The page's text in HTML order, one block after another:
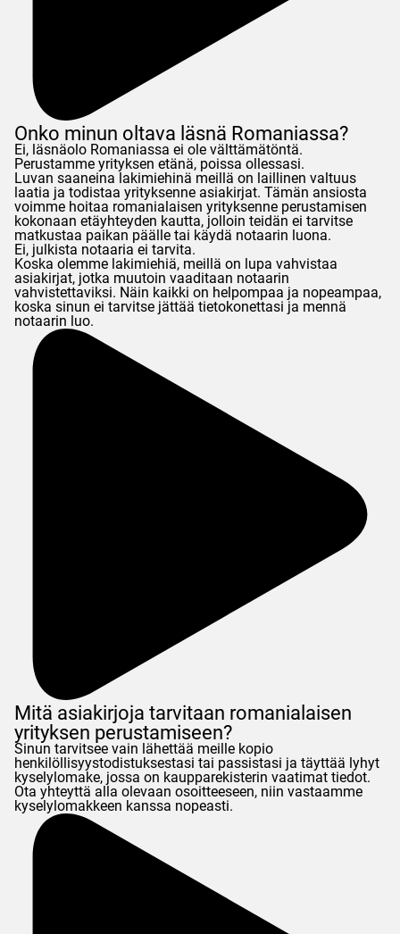
Onko minun oltava läsnä Romaniassa?
Ei, läsnäolo Romaniassa ei ole välttämätöntä.
Perustamme yrityksen etänä, poissa ollessasi.
Luvan saaneina lakimiehinä meillä on laillinen valtuus
laatia ja todistaa yrityksenne asiakirjat. Tämän ansiosta
voimme hoitaa romanialaisen yrityksenne perustamisen
kokonaan etäyhteyden kautta, jolloin teidän ei tarvitse
matkustaa paikan päälle tai käydä notaarin luona.
Ei, julkista notaaria ei tarvita.
Koska olemme lakimiehiä, meillä on lupa vahvistaa
asiakirjat, jotka muutoin vaaditaan notaarin
vahvistettaviksi. Näin kaikki on helpompaa ja nopeampaa,
koska sinun ei tarvitse jättää tietokonettasi ja mennä
notaarin luo.
Mitä asiakirjoja tarvitaan romanialaisen
yrityksen perustamiseen?
Sinun tarvitsee vain lähettää meille kopio
henkilöllisyystodistuksestasi tai passistasi ja täyttää lyhyt
kyselylomake, jossa on kaupparekisterin vaatimat tiedot.
Ota yhteyttä alla olevaan osoitteeseen, niin vastaamme
kyselylomakkeen kanssa nopeasti.